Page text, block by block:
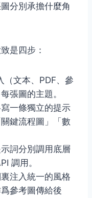
分別承擔什麼角
是四步：
文本、PDF、參
張圖的主題。
寫一條獨立的提示
鍵流程圖」「數
示詞分別調用底層
調用。
注入統一的風格
參考圖傳給後